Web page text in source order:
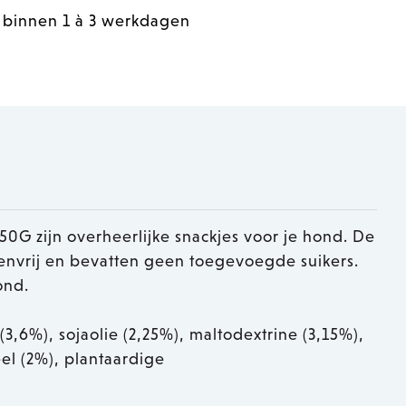
1 à 3 werkdagen
zijn overheerlijke snackjes voor je hond. De
en bevatten geen toegevoegde suikers.
sojaolie (2,25%), maltodextrine (3,15%),
(2%), plantaardige